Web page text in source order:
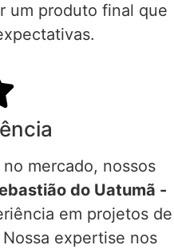
um produto final que
mercado, nossos
do Uatumã -
em projetos de
Nossa expertise nos